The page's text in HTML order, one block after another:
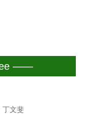
——
丁文斐